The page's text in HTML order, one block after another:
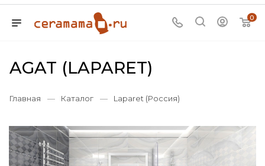
0
AGAT (LAPARET)
Главная — Каталог — Laparet (Россия)